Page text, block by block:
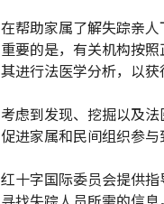
在帮助家属了解失踪亲
重要的是，有关机构按
其进行法医学分析，以
考虑到发现、挖掘以及
促进家属和民间组织参与
红十字国际委员会提供